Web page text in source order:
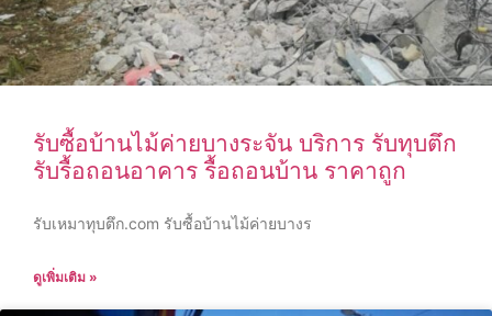
รับซื้อบ้านไม้ค่ายบางระจัน บริการ รับทุบตึก
รับรื้อถอนอาคาร รื้อถอนบ้าน ราคาถูก
รับเหมาทุบตึก.com รับซื้อบ้านไม้ค่ายบางร
ดูเพิ่มเติม »